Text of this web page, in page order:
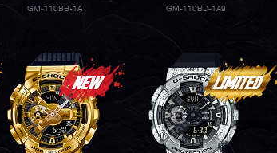
GM-110BB-1A GM-110BD-1A9